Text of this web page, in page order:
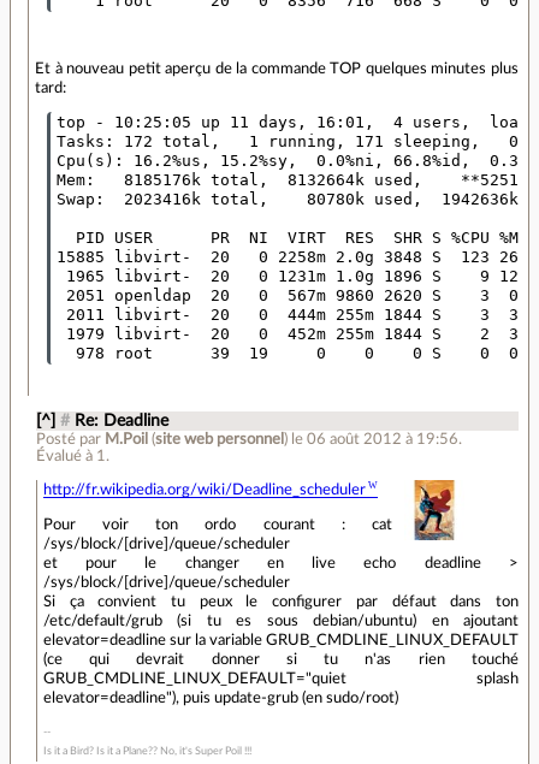
Et à nouveau petit aperçu de la commande TOP quelques minutes plus
tard:
top - 10:25:05 up 11 days, 16:01,  4 users,  load
Tasks: 172 total,   1 running, 171 sleeping,   0
Cpu(s): 16.2%us, 15.2%sy,  0.0%ni, 66.8%id,
Mem:   8185176k total,  8132664k used,
Swap:  2023416k total,    80780k used,  1942636k
PID USER      PR  NI
15885 libvirt-  20   0
1965 libvirt-  20   0
2051 openldap  20   0
2011 libvirt-  20   0
1979 libvirt-  20   0
[^] # Re: Deadline
Posté par M.Poil (site web personnel ) le 06 août 2012 à 19:56.
Évalué à 1 .
http://fr.wikipedia.org/wiki/Deadline_scheduler
Pour voir ton ordo courant : cat
/sys/block/[drive]/queue/scheduler
et pour le changer en live echo deadline >
/sys/block/[drive]/queue/scheduler
Si ça convient tu peux le configurer par défaut dans ton
/etc/default/grub (si tu es sous debian/ubuntu) en ajoutant
elevator=deadline sur la variable GRUB_CMDLINE_LINUX_DEFAULT
(ce qui devrait donner si tu n'as rien touché
GRUB_CMDLINE_LINUX_DEFAULT="quiet splash
elevator=deadline"), puis update-grub (en sudo/root)
Is it a Bird? Is it a Plane?? No, it's Super Poil !!!